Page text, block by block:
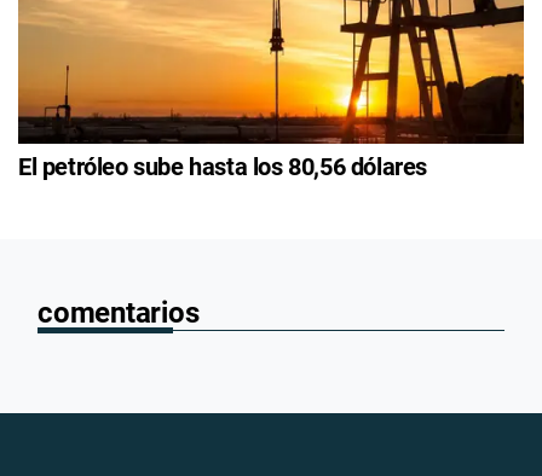
El petróleo sube hasta los 80,56 dólares
comentarios